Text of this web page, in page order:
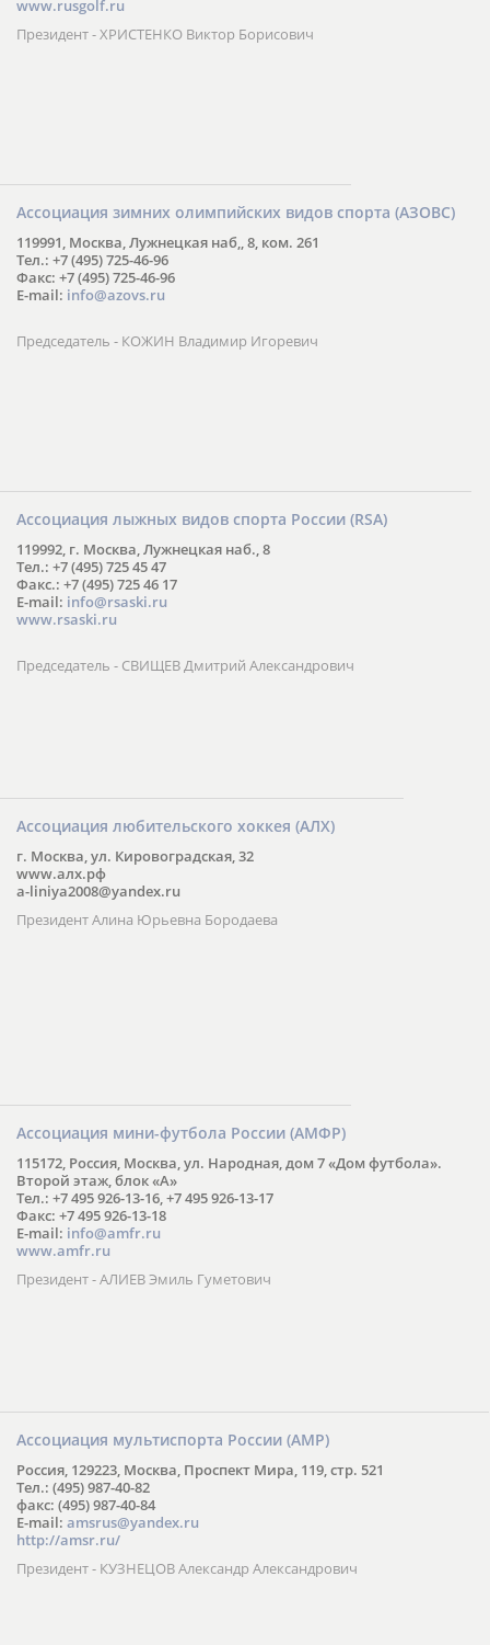
www.rusgolf.ru
Президент - ХРИСТЕНКО Виктор Борисович
Ассоциация зимних олимпийских видов спорта (АЗОВС)
119991, Москва, Лужнецкая наб,, 8, ком. 261
Тел.: +7 (495) 725-46-96
Факс: +7 (495) 725-46-96
E-mail: info@azovs.ru
Председатель - КОЖИН Владимир Игоревич
Ассоциация лыжных видов спорта России (RSA)
119992, г. Москва, Лужнецкая наб., 8
Тел.: +7 (495) 725 45 47
Факс.: +7 (495) 725 46 17
E-mail: info@rsaski.ru
www.rsaski.ru
Председатель - СВИЩЕВ Дмитрий Александрович
Ассоциация любительского хоккея (АЛХ)
г. Москва, ул. Кировоградская, 32
www.алх.рф
a-liniya2008@yandex.ru
Президент Алина Юрьевна Бородаева
Ассоциация мини-футбола России (АМФР)
115172, Россия, Москва, ул. Народная, дом 7 «Дом футбола».
Второй этаж, блок «А»
Тел.: +7 495 926-13-16, +7 495 926-13-17
Факс: +7 495 926-13-18
E-mail: info@amfr.ru
www.amfr.ru
Президент - АЛИЕВ Эмиль Гуметович
Ассоциация мультиспорта России (АМР)
Россия, 129223, Москва, Проспект Мира, 119, стр. 521
Тел.: (495) 987-40-82
факс: (495) 987-40-84
E-mail: amsrus@yandex.ru
http://amsr.ru/
Президент - КУЗНЕЦОВ Александр Александрович